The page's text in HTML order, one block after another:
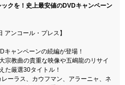
クを！史上最安値のDVDキャンペーン
アンコール・プレス】
ャンペーンの続編が登場！
宗教曲の貴重な映像や五嶋龍のリサイ
た厳選30タイトル！
ーラス、カウフマン、アラーニャ、ネ